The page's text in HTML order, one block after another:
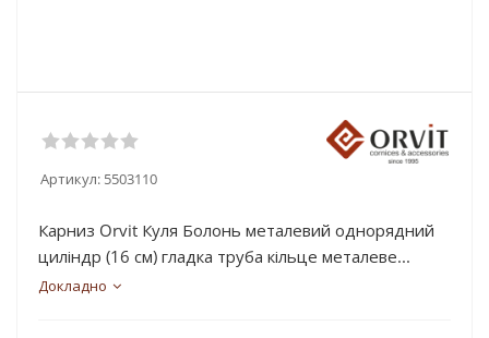
Артикул: 5503110
Карниз Orvit Куля Болонь металевий однорядний
циліндр (16 см) гладка труба кільце металеве...
Докладно